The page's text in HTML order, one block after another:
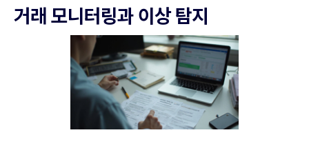
거래 모니터링과 이상 탐지